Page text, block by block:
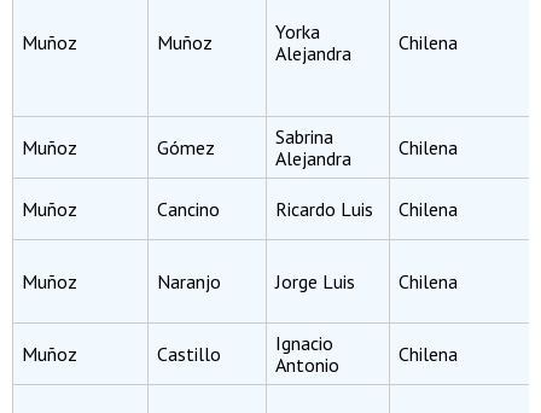
Muñoz Muñoz
Yorka
Alejandra
Chilena
Muñoz Gómez
Sabrina
Alejandra
Chilena
Muñoz Cancino Ricardo Luis Chilena
Muñoz Naranjo Jorge Luis Chilena
Muñoz Castillo
Ignacio
Antonio
Chilena